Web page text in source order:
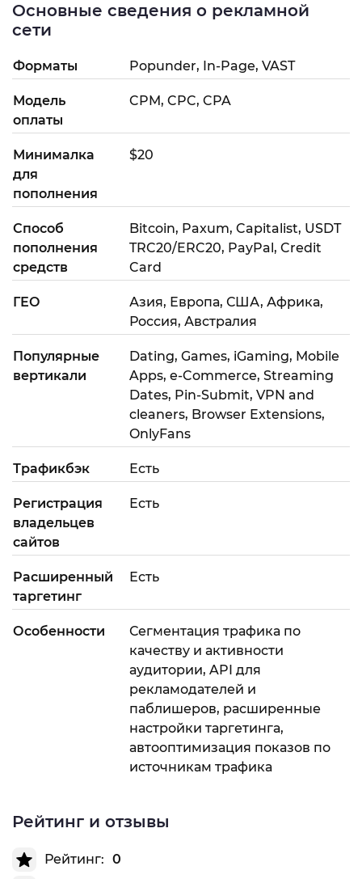
Основные сведения о рекламной
сети
Форматы Popunder, In-Page, VAST
Модель
оплаты
CPM, CPC, CPA
Минималка
для
пополнения
$20
Способ
пополнения
средств
Bitcoin, Paxum, Capitalist, USDT
TRC20/ERC20, PayPal, Credit
Card
ГЕО
Азия, Европа, США, Африка,
Россия, Австралия
Популярные
вертикали
Dating, Games, iGaming, Mobile
Apps, e-Commerce, Streaming
Dates, Pin-Submit, VPN and
cleaners, Browser Extensions,
OnlyFans
Трафикбэк Есть
Регистрация
владельцев
сайтов
Есть
Расширенный
таргетинг
Есть
Особенности
Сегментация трафика по
качеству и активности
аудитории, API для
рекламодателей и
паблишеров, расширенные
настройки таргетинга,
автооптимизация показов по
источникам трафика
Рейтинг и отзывы
Рейтинг: 0